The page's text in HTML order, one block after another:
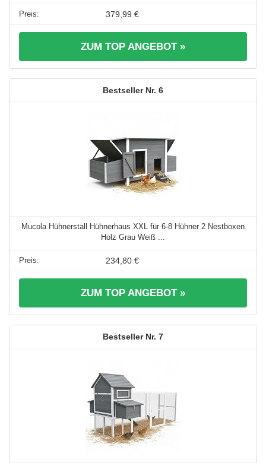
379,99 €
ZUM TOP ANGEBOT »
6
Mucola Hühnerstall Hühnerhaus XXL für 6-8 Hühner 2 Nestboxen
Holz Grau Weiß ...
234,80 €
ZUM TOP ANGEBOT »
7